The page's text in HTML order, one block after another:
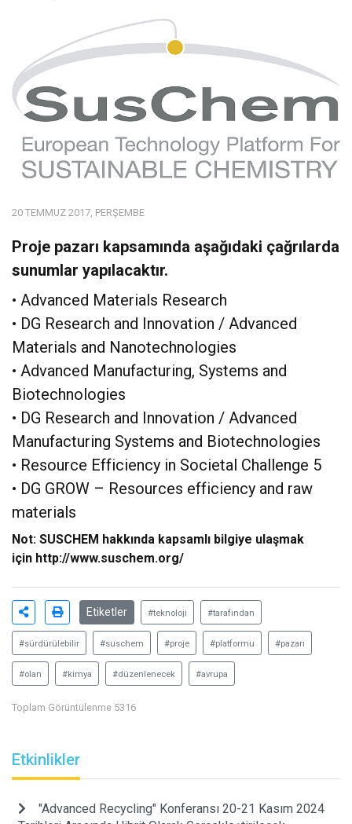
20 TEMMUZ 2017, PERŞEMBE
Proje pazarı kapsamında aşağıdaki çağrılarda
sunumlar yapılacaktır.
• Advanced Materials Research
• DG Research and Innovation / Advanced
Materials and Nanotechnologies
• Advanced Manufacturing, Systems and
Biotechnologies
• DG Research and Innovation / Advanced
Manufacturing Systems and Biotechnologies
• Resource Efficiency in Societal Challenge 5
• DG GROW – Resources efficiency and raw
materials
Not: SUSCHEM hakkında kapsamlı bilgiye ulaşmak
için http://www.suschem.org/
Etiketler #teknoloji #tarafından
#sürdürülebilir #suschem #proje #platformu #pazarı
#olan #kimya #düzenlenecek #avrupa
Toplam Görüntülenme 5316
Etkinlikler
"Advanced Recycling" Konferansı 20-21 Kasım 2024